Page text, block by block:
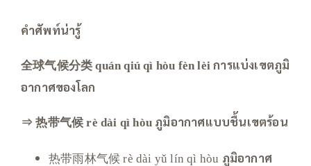
คำศัพท์น่ารู้
全球气候分类 quán qiú qì hòu fèn lèi การแบ่งเขตภูมิ
อากาศของโลก
⇒ 热带气候 rè dài qì hòu ภูมิอากาศแบบชื้นเขตร้อน
热带雨林气候rè dài yǔ lín qì hòu ภูมิอากาศ